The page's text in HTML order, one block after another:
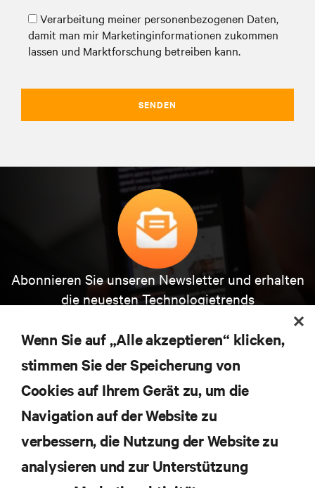
Verarbeitung meiner personenbezogenen Daten,
damit man mir Marketinginformationen zukommen
lassen und Marktforschung betreiben kann.
SENDEN
Abonnieren Sie unseren Newsletter und erhalten
die neuesten Technologietrends
und Einblicken von Experten in das
Rechenzentrums- und Infrastrukturmanagement.
JETZT ANMELDEN
RESSOURCEN
Wenn Sie auf „Alle akzeptieren“ klicken,
stimmen Sie der Speicherung von
Cookies auf Ihrem Gerät zu, um die
Navigation auf der Website zu
verbessern, die Nutzung der Website zu
analysieren und zur Unterstützung